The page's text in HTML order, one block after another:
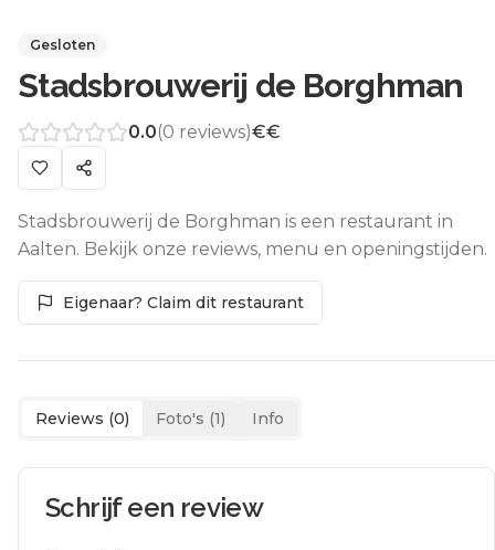
Gesloten
Stadsbrouwerij de Borghman
0.0(0 reviews)€€
Stadsbrouwerij de Borghman is een restaurant in
Aalten. Bekijk onze reviews, menu en openingstijden.
Eigenaar? Claim dit restaurant
Reviews (0) Foto's (1) Info
Schrijf een review